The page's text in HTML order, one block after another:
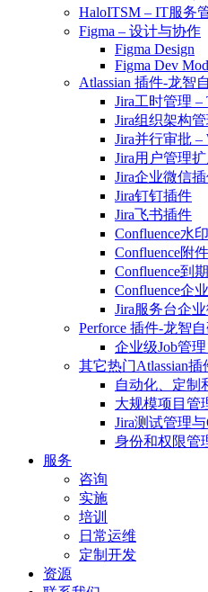
HaloITSM – IT服务
Figma – 设计与协作
Figma Design
Figma Dev
Atlassian 插件-龙智
Jira工时管理 –
Jira组织架构
Jira并行审批 –
Jira用户管理
Jira企业微信
Jira钉钉插件
Jira飞书插件
Confluence水
Confluence附
Confluence到
Confluence企
Jira服务台企
Perforce 插件-龙智
企业级Job管理
其它热门Atlassian插
自动化、定制
大规模项目管
Jira测试管理
身份和权限管
服务
咨询
实施
培训
日常运维
定制开发
资源